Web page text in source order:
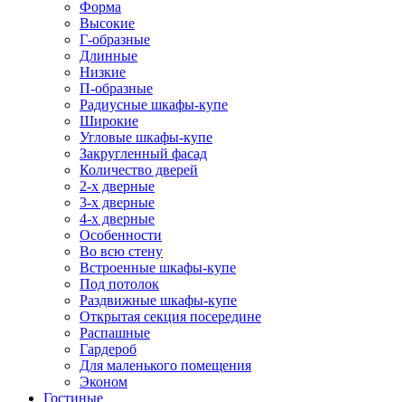
Форма
Высокие
Г-образные
Длинные
Низкие
П-образные
Радиусные шкафы-купе
Широкие
Угловые шкафы-купе
Закругленный фасад
Количество дверей
2-х дверные
3-х дверные
4-х дверные
Особенности
Во всю стену
Встроенные шкафы-купе
Под потолок
Раздвижные шкафы-купе
Открытая секция посередине
Распашные
Гардероб
Для маленького помещения
Эконом
Гостиные